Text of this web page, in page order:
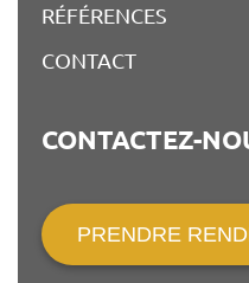
RÉFÉRENCES
CONTACT
CONTACTEZ-
PRENDRE